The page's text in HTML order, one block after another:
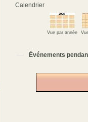
Calendrier
Vue par année
Événements